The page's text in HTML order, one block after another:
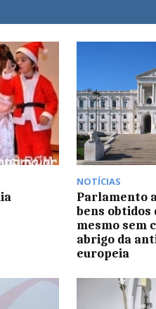
NOTÍCIAS
Parlamento
bens
mesmo sem
abrigo da
europeia